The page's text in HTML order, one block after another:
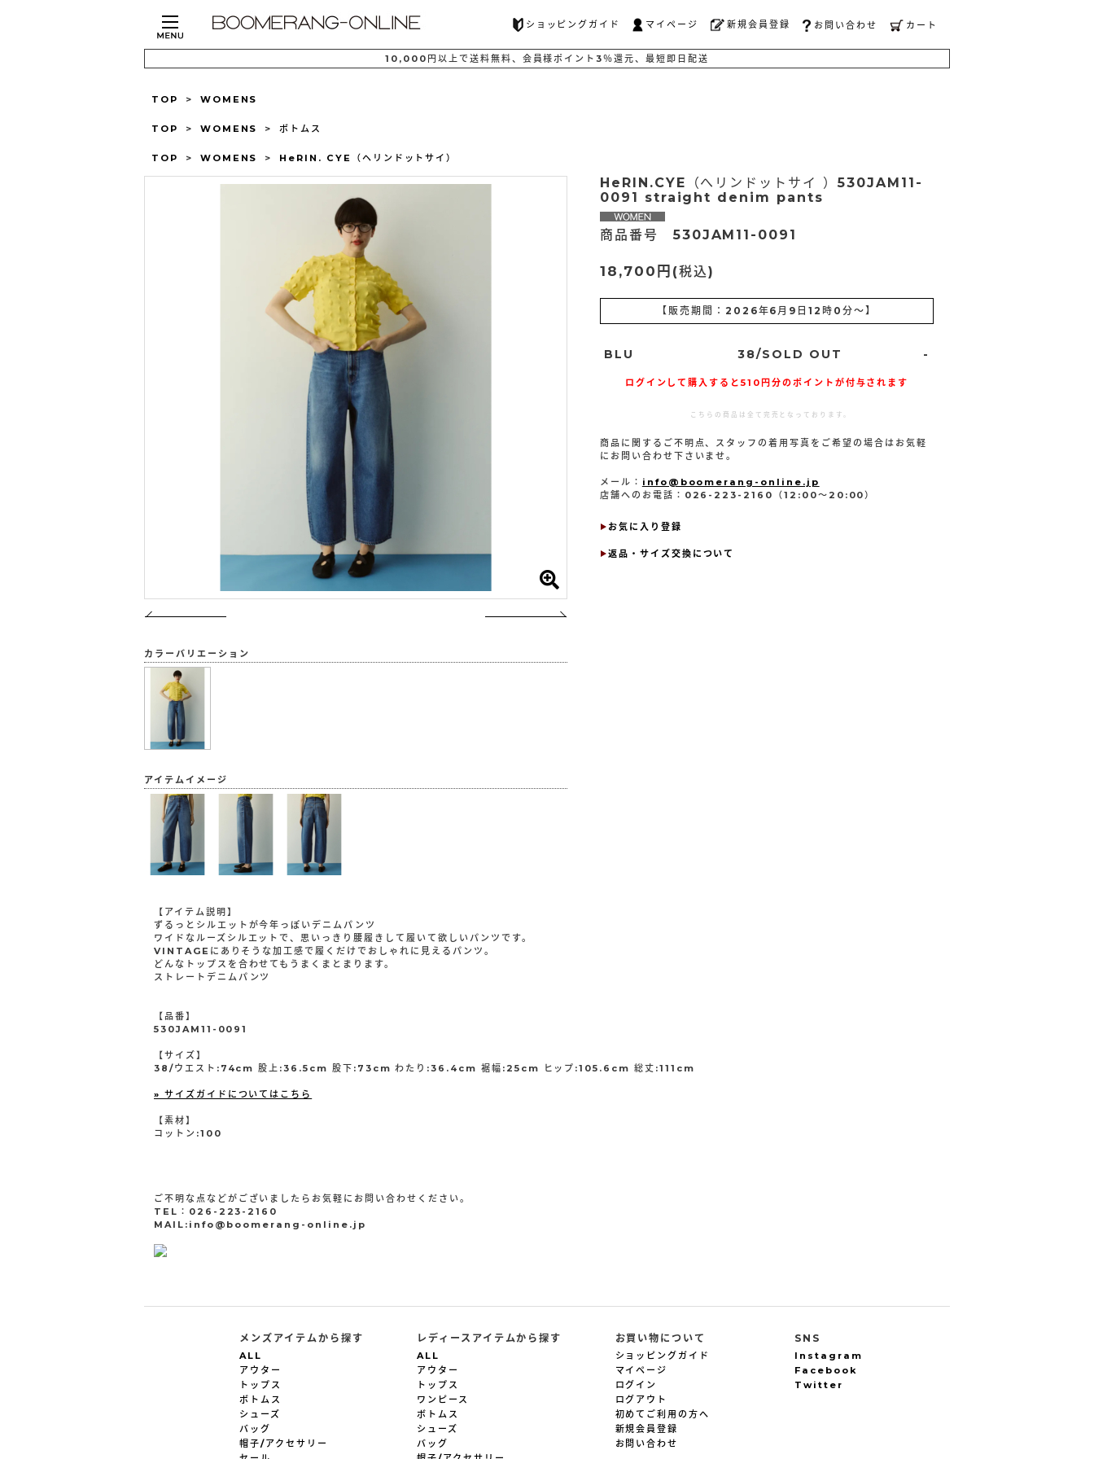
ショッピングガイド マイページ 新規会員登録 お問い合わせ カート
10,000 円以上で 送料無料、 会員様ポイント 3％還元、 最短即日配送
TOP > WOMENS
TOP > WOMENS > ボトムス
TOP > WOMENS > HeRIN. CYE（ヘリンドットサイ）
HeRIN.CYE（へリンドットサイ ）530JAM11-
0091 straight denim pants
商品番号 530JAM11-0091
18,700円 (税込)
ログインして購入すると510円分のポイントが付与されます
【販売期間： 2026年6月9日12時0分～】
BLU 38/SOLD OUT -
こちらの商品は全て完売となっております。
返品・サイズ交換について
商品に関するご不明点、スタッフの着用写真をご希望の場合はお気軽
にお問い合わせ下さいませ。
メール： info@boomerang-online.jp
店舗へのお電話：026-223-2160（12:00～20:00）
カラーバリエーション
アイテムイメージ
【アイテム説明】
ずるっとシルエットが今年っぽいデニムパンツ
ワイドなルーズシルエットで、思いっきり腰履きして履いて欲しいパンツです。
VINTAGEにありそうな加工感で履くだけでおしゃれに見えるパンツ。
どんなトップスを合わせてもうまくまとまります。
ストレートデニムパンツ
【品番】
530JAM11-0091
【サイズ】
38/ウエスト:74cm 股上:36.5cm 股下:73cm わたり:36.4cm 裾幅:25cm ヒップ:105.6cm 総丈:111cm
» サイズガイドについてはこちら
【素材】
コットン:100
ご不明な点などがございましたらお気軽にお問い合わせください。
TEL：026-223-2160
MAIL:info@boomerang-online.jp
メンズアイテムから探す
ALL
アウター
トップス
ボトムス
シューズ
バッグ
帽子/アクセサリー
レディースアイテムから探す
ALL
アウター
トップス
ワンピース
ボトムス
シューズ
バッグ
お買い物について
ショッピングガイド
マイページ
ログイン
ログアウト
初めてご利用の方へ
新規会員登録
お問い合わせ
SNS
Instagram
Facebook
Twitter